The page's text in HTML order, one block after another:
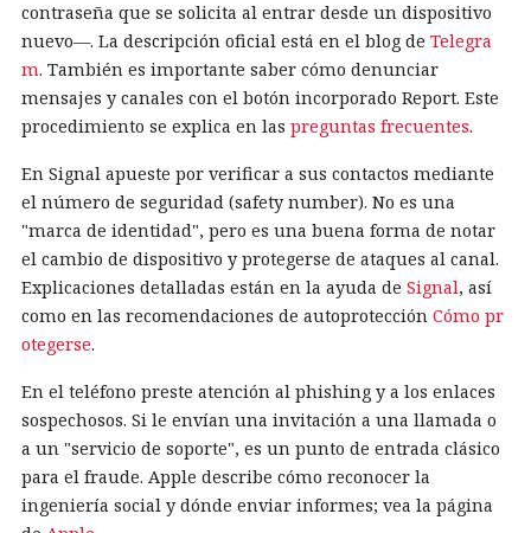
contraseña que se solicita al entrar desde un dispositivo
nuevo—. La descripción oficial está en el blog de Telegra
m. También es importante saber cómo denunciar
mensajes y canales con el botón incorporado Report. Este
procedimiento se explica en las preguntas frecuentes.
En Signal apueste por verificar a sus contactos mediante
el número de seguridad (safety number). No es una
"marca de identidad", pero es una buena forma de notar
el cambio de dispositivo y protegerse de ataques al canal.
Explicaciones detalladas están en la ayuda de Signal, así
como en las recomendaciones de autoprotección Cómo pr
otegerse.
En el teléfono preste atención al phishing y a los enlaces
sospechosos. Si le envían una invitación a una llamada o
a un "servicio de soporte", es un punto de entrada clásico
para el fraude. Apple describe cómo reconocer la
ingeniería social y dónde enviar informes; vea la página